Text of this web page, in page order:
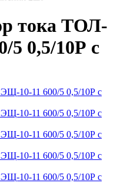
тока ТОЛ-
0,5/10Р с